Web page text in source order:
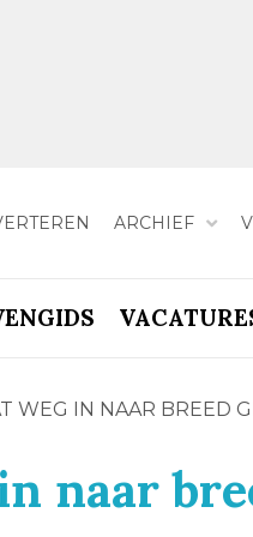
ARCHIEF
WEG IN NAAR BREED
naar